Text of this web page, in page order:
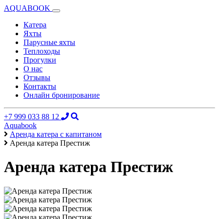
AQUABOOK
Катера
Яхты
Парусные яхты
Теплоходы
Прогулки
О нас
Отзывы
Контакты
Онлайн бронирование
+7 999 033 88 12
Aquabook
Аренда катера с капитаном
Аренда катера Престиж
Аренда катера Престиж